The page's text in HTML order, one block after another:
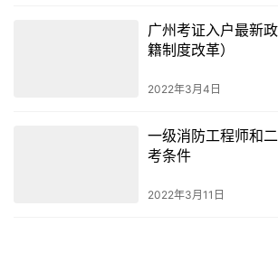
国家除了这三种证书之外，还取消了很多
很多刚毕业的同学，经受了一番社会生活
广州考证入户最新
籍制度改革）
2022年3月4日
一级消防工程师和
考条件
2022年3月11日